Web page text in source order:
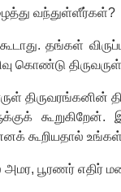
வந்துள்ளீர்கள்?
தங்கள்
கொண்டு திருவருள்
திருவரங்கனின்
கூறியதால் உங்கள்
அமர, பூரணர் எதிர்